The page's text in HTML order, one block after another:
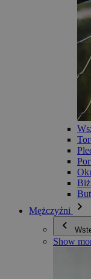
Mężczyźni
Show